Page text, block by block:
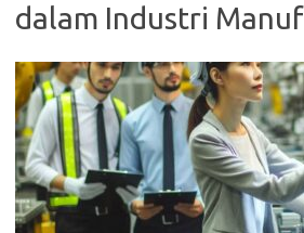
dalam Industri